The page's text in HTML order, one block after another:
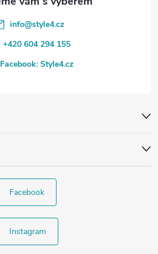
info@style4.cz
+420 604 294 155
Facebook: Style4.cz
Facebook
Instagram